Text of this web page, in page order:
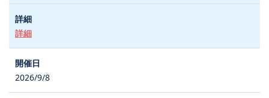
詳細
2026/9/8